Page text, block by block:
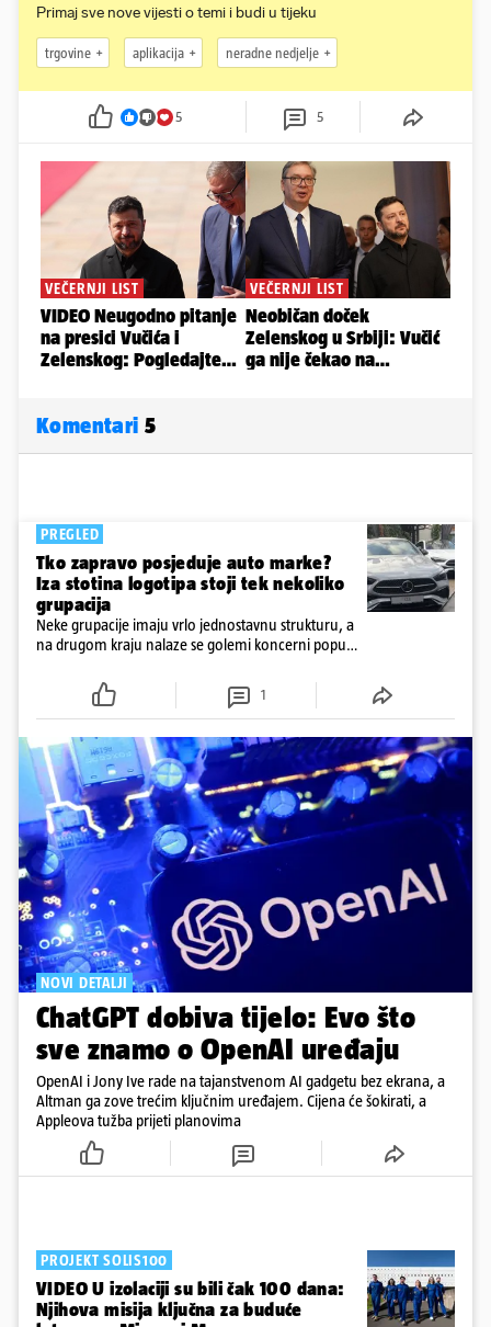
Primaj sve nove vijesti o temi i budi u tijeku
trgovine aplikacija neradne nedjelje
5 5
Komentari 5
PREGLED
Tko zapravo posjeduje auto marke?
Iza stotina logotipa stoji tek nekoliko
grupacija
Neke grupacije imaju vrlo jednostavnu strukturu, a
na drugom kraju nalaze se golemi koncerni poput
1
NOVI DETALJI
ChatGPT dobiva tijelo: Evo što
sve znamo o OpenAI uređaju
OpenAI i Jony Ive rade na tajanstvenom AI gadgetu bez ekrana, a
Altman ga zove trećim ključnim uređajem. Cijena će šokirati, a
Appleova tužba prijeti planovima
PROJEKT SOLIS100
VIDEO U izolaciji su bili čak 100 dana:
Njihova misija ključna za buduće